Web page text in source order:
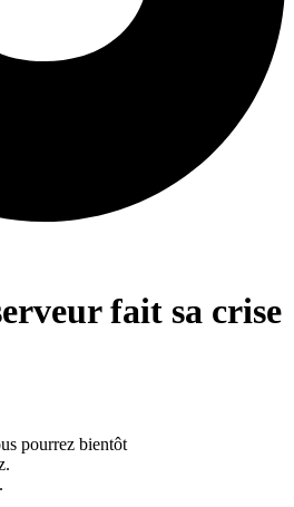
fait sa crise
pourrez bientôt